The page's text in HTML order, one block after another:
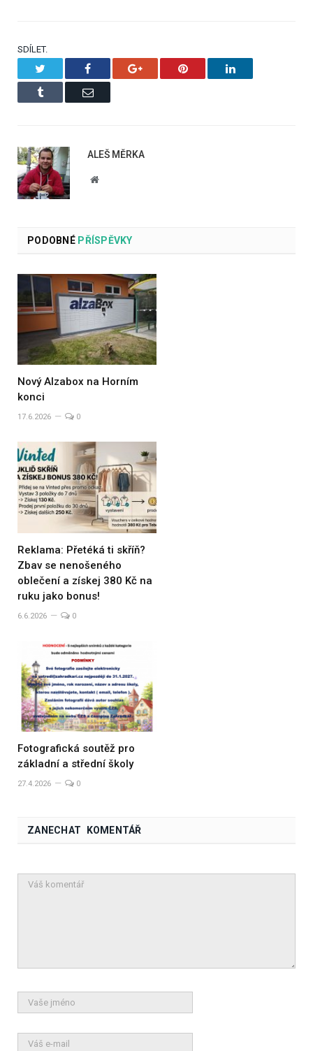
SDÍLET.
Facebook Google+ Pinterest LinkedIn
Tumblr Email
ALEŠ MĚRKA
Website
PODOBNÉPŘÍSPĚVKY
Nový Alzabox na Horním
konci
17.6.2026 0
Reklama: Přetéká ti skříň?
Zbav se nenošeného
oblečení a získej 380 Kč na
ruku jako bonus!
6.6.2026 0
Fotografická soutěž pro
základní a střední školy
27.4.2026 0
ZANECHAT KOMENTÁŘ